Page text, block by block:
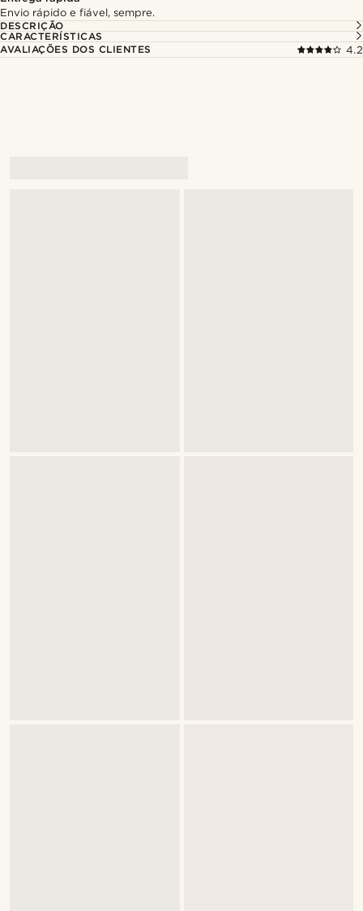
Envio rápido e fiável, sempre.
DESCRIÇÃO
CARACTERÍSTICAS
AVALIAÇÕES DOS CLIENTES
4.2